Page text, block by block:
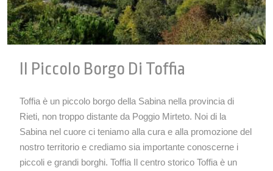
Il Piccolo Borgo Di Toffia
Toffia è un piccolo borgo della Sabina nella provincia di
Rieti, non troppo distante da Poggio Mirteto. Noi di la
Sabina nel cuore ci teniamo alla cura e alla promozione del
nostro territorio e crediamo sia importante conoscerne i
piccoli e grandi borghi. Toffia Il centro storico Toffia è un